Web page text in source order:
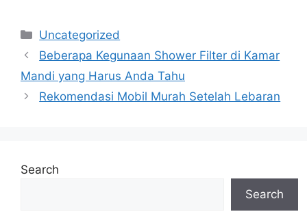
Categories
Uncategorized
Beberapa Kegunaan Shower Filter di Kamar
Mandi yang Harus Anda Tahu
Rekomendasi Mobil Murah Setelah Lebaran
Search
Search